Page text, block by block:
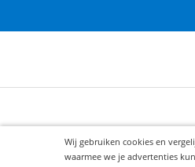
Wij gebruiken cookies en
waarmee we je advertenties